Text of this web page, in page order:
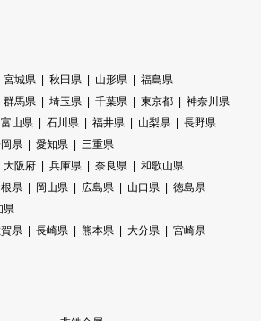
宮城県 秋田県 山形県
福島県
群馬県 埼玉県 千葉県 東京都
神奈川県
富山県 石川県 福井県 山梨県
長野県
県 愛知県
三重県
大阪府 兵庫県 奈良県
和歌山県
県 岡山県 広島県 山口県
徳島県
県
県 長崎県 熊本県 大分県
宮崎県